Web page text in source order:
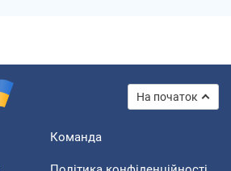
На початок
Команда